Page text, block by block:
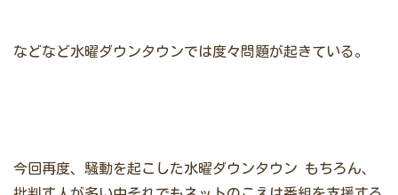
などなど水曜ダウンタウンでは度々問題が起きている。
今回再度、騒動を起こした水曜ダウンタウン もちろん、